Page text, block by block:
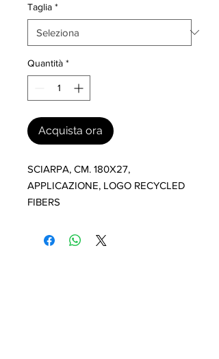
Taglia *
Quantità *
Acquista ora
SCIARPA, CM. 180X27,
APPLICAZIONE, LOGO RECYCLED
FIBERS